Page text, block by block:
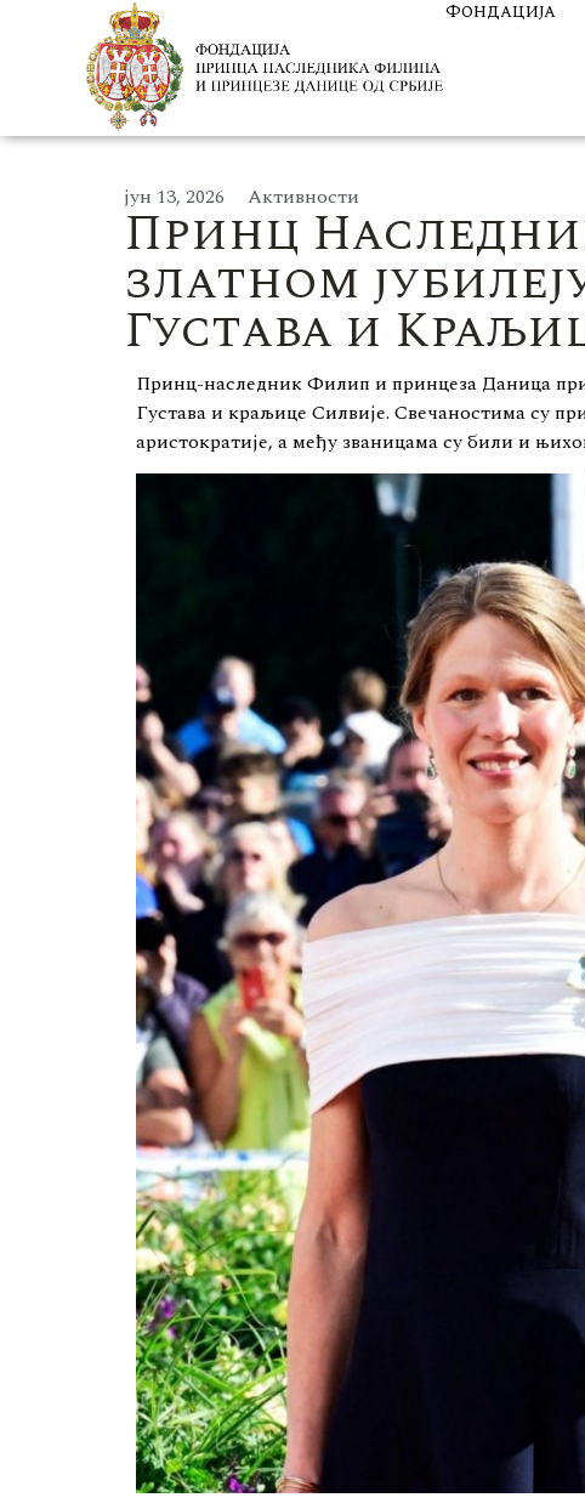
Фондација
јун 13, 2026 Активности
Принц
златном
Густава и
Принц-наследник Филип и принцеза Даница
Густава и краљице Силвије. Свечаностима су
аристократије, а међу званицама су били и